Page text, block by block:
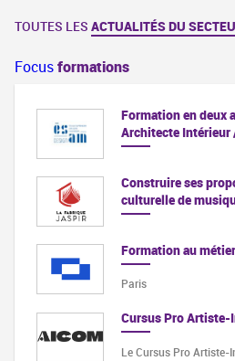
TOUTES LES ACTUALITÉS DU
Focusformations
Formation en deux
Architecte Intérieur
Construire ses
culturelle de
Formation au
Paris
Cursus Pro Artiste-
Le Cursus Pro Artiste-